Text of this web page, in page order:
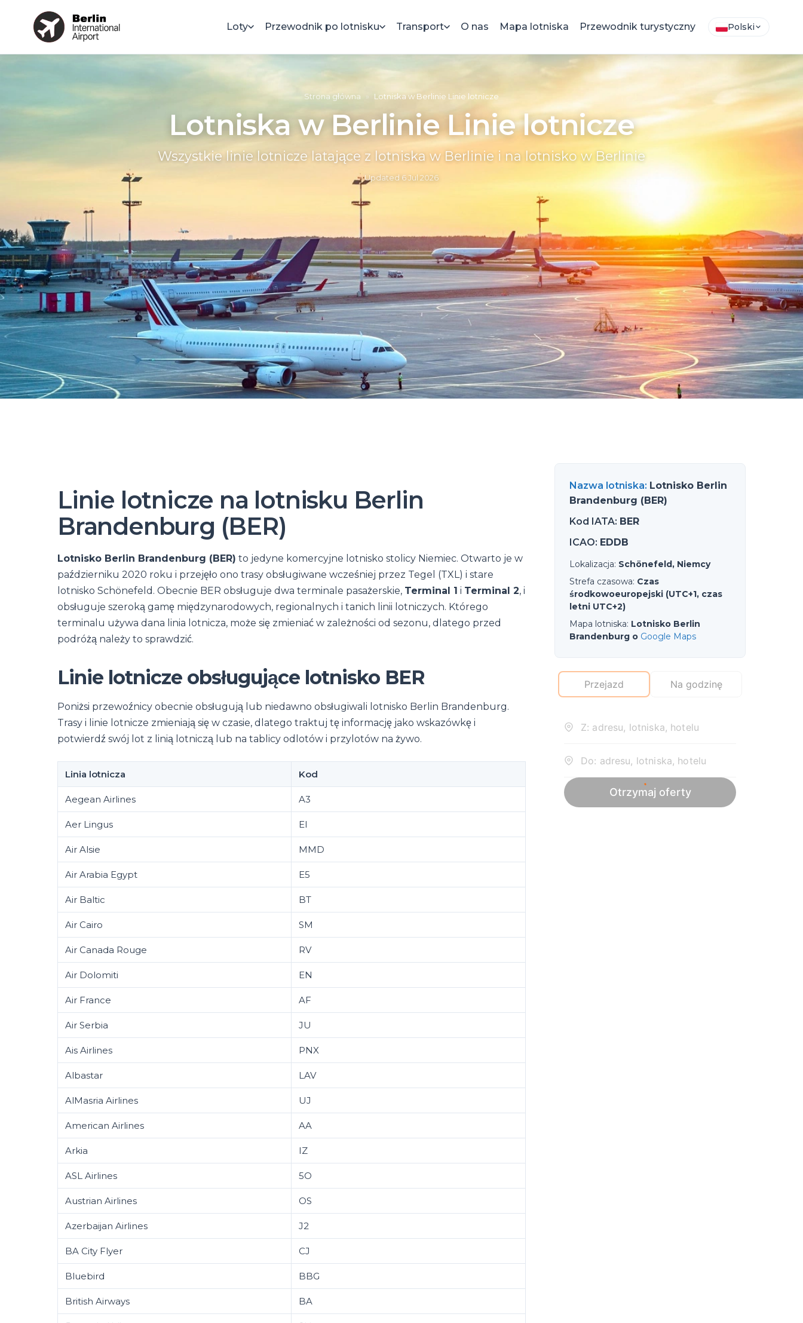
Loty Przewodnik po lotnisku Transport O nas Mapa lotniska Przewodnik turystyczny Polski
Strona główna » Lotniska w Berlinie Linie lotnicze
Lotniska w Berlinie Linie lotnicze
Wszystkie linie lotnicze latające z lotniska w Berlinie i na lotnisko w Berlinie
Updated 6 Jul 2026
Linie lotnicze na lotnisku Berlin
Brandenburg (BER)
Lotnisko Berlin Brandenburg (BER) to jedyne komercyjne lotnisko stolicy Niemiec. Otwarto je w
październiku 2020 roku i przejęło ono trasy obsługiwane wcześniej przez Tegel (TXL) i stare
lotnisko Schönefeld. Obecnie BER obsługuje dwa terminale pasażerskie, Terminal 1 i Terminal 2, i
obsługuje szeroką gamę międzynarodowych, regionalnych i tanich linii lotniczych. Którego
terminalu używa dana linia lotnicza, może się zmieniać w zależności od sezonu, dlatego przed
podróżą należy to sprawdzić.
Linie lotnicze obsługujące lotnisko BER
Poniżsi przewoźnicy obecnie obsługują lub niedawno obsługiwali lotnisko Berlin Brandenburg.
Trasy i linie lotnicze zmieniają się w czasie, dlatego traktuj tę informację jako wskazówkę i
potwierdź swój lot z linią lotniczą lub na tablicy odlotów i przylotów na żywo.
Linia lotnicza Kod
Aegean Airlines A3
Aer Lingus EI
Air Alsie MMD
Air Arabia Egypt E5
Air Baltic BT
Air Cairo SM
Air Canada Rouge RV
Air Dolomiti EN
Air France AF
Air Serbia JU
Ais Airlines PNX
Albastar LAV
AlMasria Airlines UJ
American Airlines AA
Arkia IZ
ASL Airlines 5O
Austrian Airlines OS
Azerbaijan Airlines J2
BA City Flyer CJ
Bluebird BBG
British Airways BA
Nazwa lotniska: Lotnisko Berlin
Brandenburg (BER)
Kod IATA: BER
ICAO: EDDB
Lokalizacja: Schönefeld, Niemcy
Strefa czasowa: Czas
środkowoeuropejski (UTC+1, czas
letni UTC+2)
Mapa lotniska: Lotnisko Berlin
Brandenburg o Google Maps